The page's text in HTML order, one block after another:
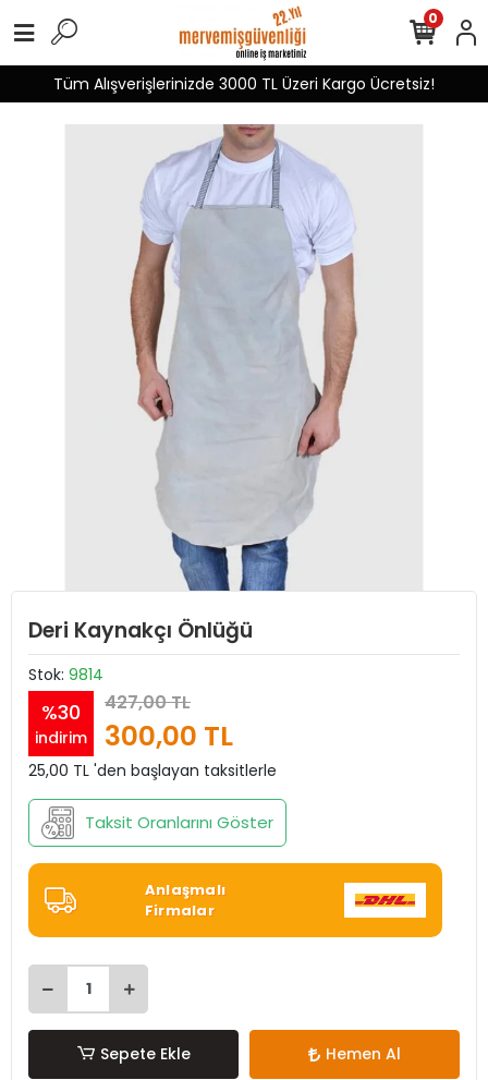
Tüm Alışverişlerinizde 3000 TL Üzeri Kargo Ücretsiz!
0
Deri Kaynakçı Önlüğü
Stok: 9814
%30
indirim
427,00 TL
300,00 TL
25,00 TL 'den başlayan taksitlerle
Taksit Oranlarını Göster
Anlaşmalı
Firmalar
Sepete Ekle Hemen Al